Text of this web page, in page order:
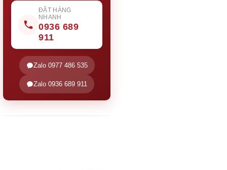
ĐẶT HÀNG
NHANH
0936 689
911
Zalo 0977 486 535
Zalo 0936 689 911